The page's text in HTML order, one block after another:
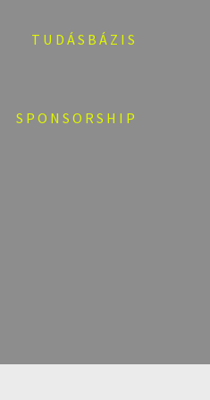
TUDÁSBÁZIS
SPONSORSHIP